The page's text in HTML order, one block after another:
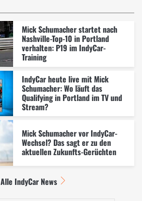
Mick Schumacher startet nach
Nashville-Top-10 in Portland
verhalten: P19 im IndyCar-
Training
IndyCar heute live mit Mick
Schumacher: Wo läuft das
Qualifying in Portland im TV und
Stream?
Mick Schumacher vor IndyCar-
Wechsel? Das sagt er zu den
aktuellen Zukunfts-Gerüchten
Alle IndyCar News